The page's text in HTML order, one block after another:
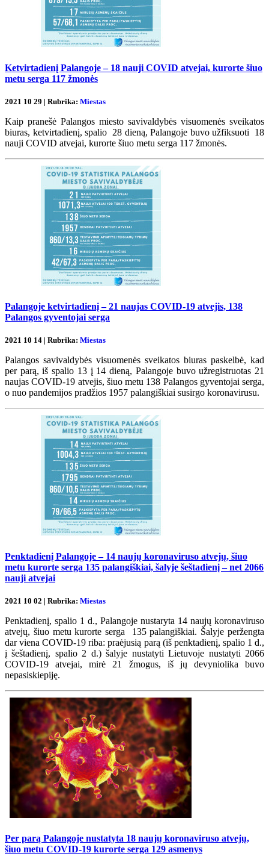
Ketvirtadienį Palangoje – 18 nauji COVID atvejai, kurorte šiuo
metu serga 117 žmonės
2021 10 29 | Rubrika: Miestas
Kaip pranešė Palangos miesto savivaldybės visuomenės sveikatos
biuras, ketvirtadienį, spalio 28 dieną, Palangoje buvo užfiksuoti 18
nauji COVID atvejai, kurorte šiuo metu serga 117 žmonės.
Palangoje ketvirtadienį – 21 naujas COVID-19 atvejis, 138
Palangos gyventojai serga
2021 10 14 | Rubrika: Miestas
Palangos savivaldybės visuomenės sveikatos biuras paskelbė, kad
per parą, iš spalio 13 į 14 dieną, Palangoje buvo užregistruotas 21
naujas COVID-19 atvejis, šiuo metu 138 Palangos gyventojai serga,
o nuo pandemijos pradžios 1957 palangiškiai susirgo koronavirusu.
Penktadienį Palangoje – 14 naujų koronaviruso atvejų, šiuo
metu kurorte serga 135 palangiškiai, šalyje šeštadienį – net 2066
nauji atvejai
2021 10 02 | Rubrika: Miestas
Penktadienį, spalio 1 d., Palangoje nustaryta 14 naujų koronaviruso
atvejų, šiuo metu kurorte serga 135 palangiškiai. Šalyje peržengta
dar viena COVID-19 riba: praėjusią parą (iš penktadienį, spalio 1 d.,
į šeštadienį, spalio 2 d.) šalyje nustatyti Lietuvoje nustatyti 2066
COVID-19 atvejai, mirė 21 žmogus, iš jų devyniolika buvo
nepasiskiepiję.
Per parą Palangoje nustatyta 18 naujų koronaviruso atvejų,
šiuo metu COVID-19 kurorte serga 129 asmenys